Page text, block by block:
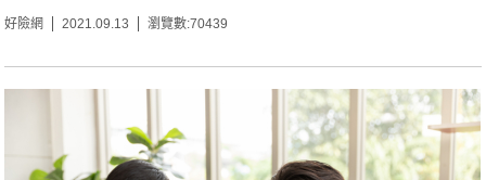
好險網 2021.09.13 瀏覽數:70439